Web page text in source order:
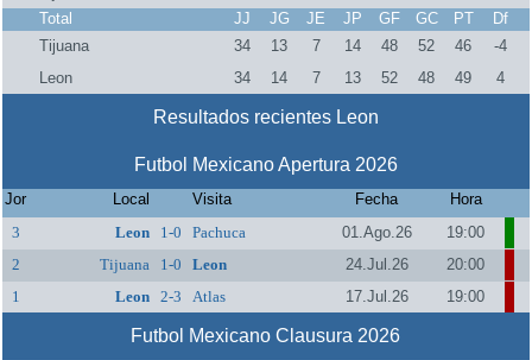
Total
JJ JG JE JP GF GC PT
Df
Tijuana
34 13 7 14 48 52 46
-4
Leon
34 14 7 13 52 48 49 4
Resultados recientes Leon
Futbol Mexicano Apertura 2026
Jor Local Visita Fecha
Hora
3
Leon 1-0 Pachuca 01.Ago.26
19:00
2
Tijuana 1-0 Leon 24.Jul.26
20:00
1
Leon 2-3 Atlas 17.Jul.26 19:00
Futbol Mexicano Clausura 2026